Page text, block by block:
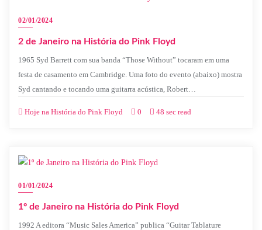
02/01/2024
2 de Janeiro na História do Pink Floyd
1965 Syd Barrett com sua banda “Those Without” tocaram em uma
festa de casamento em Cambridge. Uma foto do evento (abaixo) mostra
Syd cantando e tocando uma guitarra acústica, Robert…
Hoje na História do Pink Floyd 0 48 sec read
01/01/2024
1º de Janeiro na História do Pink Floyd
1992 A editora “Music Sales America” publica “Guitar Tablature